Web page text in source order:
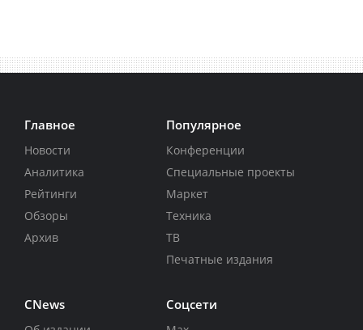
Главное
Новости
Аналитика
Рейтинги
Обзоры
Архив
Популярное
Конференции
Специальные проекты
Маркет
Техника
ТВ
Печатные издания
CNews Соцсети